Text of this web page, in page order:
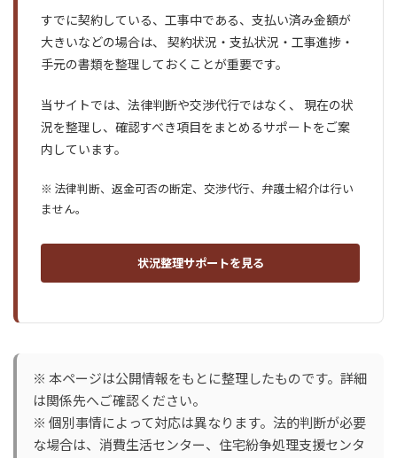
すでに契約している、工事中である、支払い済み金額が
大きいなどの場合は、 契約状況・支払状況・工事進捗・
手元の書類を整理しておくことが重要です。
当サイトでは、法律判断や交渉代行ではなく、 現在の状
況を整理し、確認すべき項目をまとめるサポートをご案
内しています。
※ 法律判断、返金可否の断定、交渉代行、弁護士紹介は行い
ません。
状況整理サポートを見る
※ 本ページは公開情報をもとに整理したものです。詳細
は関係先へご確認ください。
※ 個別事情によって対応は異なります。法的判断が必要
な場合は、消費生活センター、住宅紛争処理支援センタ